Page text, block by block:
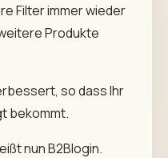
Filter immer wieder
Produkte
so dass Ihr
bekommt.
nun B2Blogin.